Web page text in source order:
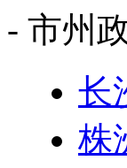
- 市州
长
株